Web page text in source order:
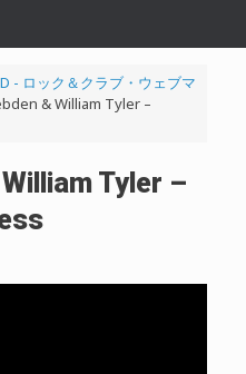
- ロック＆クラブ・ウェブマ
& William Tyler –
Tyler –